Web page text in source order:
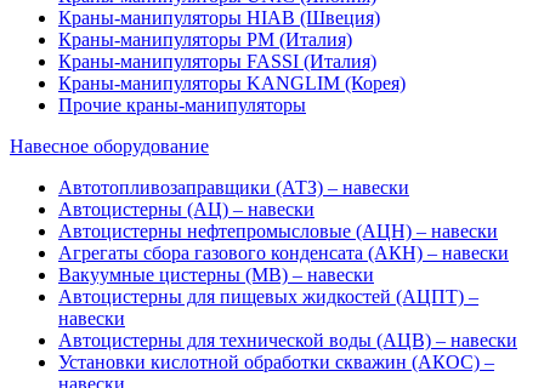
Краны-манипуляторы HIAB (Швеция)
Краны-манипуляторы PM (Италия)
Краны-манипуляторы FASSI (Италия)
Краны-манипуляторы KANGLIM (Корея)
Прочие краны-манипуляторы
Навесное оборудование
Автотопливозаправщики (АТЗ) – навески
Автоцистерны (АЦ) – навески
Автоцистерны нефтепромысловые (АЦН) – навески
Агрегаты сбора газового конденсата (АКН) – навески
Вакуумные цистерны (МВ) – навески
Автоцистерны для пищевых жидкостей (АЦПТ) –
навески
Автоцистерны для технической воды (АЦВ) – навески
Установки кислотной обработки скважин (АКОС) –
навески